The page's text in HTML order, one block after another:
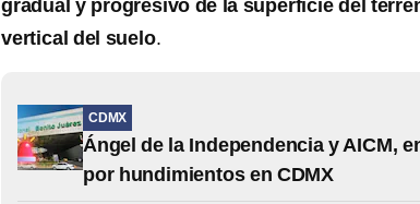
gradual y progresivo de la superficie del
vertical del suelo.
CDMX
Ángel de la Independencia y AICM,
por hundimientos en CDMX